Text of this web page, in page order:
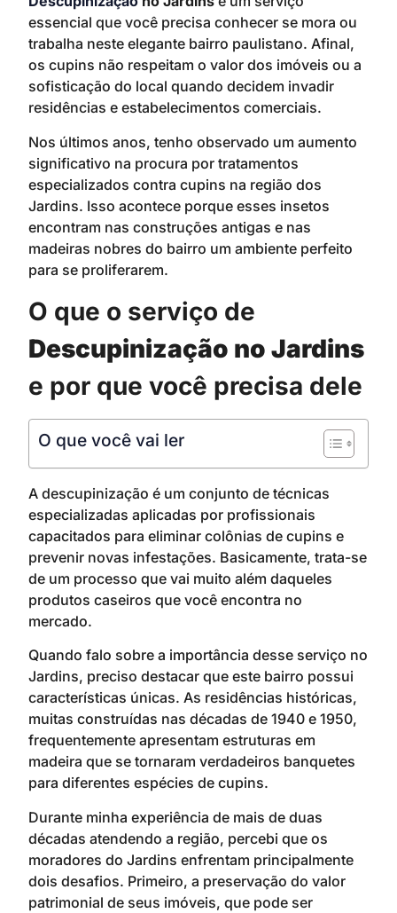
essencial que você precisa conhecer se mora ou
trabalha neste elegante bairro paulistano. Afinal,
os cupins não respeitam o valor dos imóveis ou a
sofisticação do local quando decidem invadir
residências e estabelecimentos comerciais.
Nos últimos anos, tenho observado um aumento
significativo na procura por tratamentos
especializados contra cupins na região dos
Jardins. Isso acontece porque esses insetos
encontram nas construções antigas e nas
madeiras nobres do bairro um ambiente perfeito
para se proliferarem.
O que o serviço de
Descupinização no Jardins
e por que você precisa dele
O que você vai ler
A descupinização é um conjunto de técnicas
especializadas aplicadas por profissionais
capacitados para eliminar colônias de cupins e
prevenir novas infestações. Basicamente, trata-se
de um processo que vai muito além daqueles
produtos caseiros que você encontra no
mercado.
Quando falo sobre a importância desse serviço no
Jardins, preciso destacar que este bairro possui
características únicas. As residências históricas,
muitas construídas nas décadas de 1940 e 1950,
frequentemente apresentam estruturas em
madeira que se tornaram verdadeiros banquetes
para diferentes espécies de cupins.
Durante minha experiência de mais de duas
décadas atendendo a região, percebi que os
moradores do Jardins enfrentam principalmente
dois desafios. Primeiro, a preservação do valor
patrimonial de seus imóveis, que pode ser